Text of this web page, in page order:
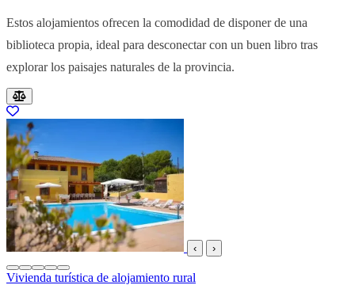
Estos alojamientos ofrecen la comodidad de disponer de una
biblioteca propia, ideal para desconectar con un buen libro tras
explorar los paisajes naturales de la provincia.
Resultados del listado
‹ ›
Vivienda turística de alojamiento rural